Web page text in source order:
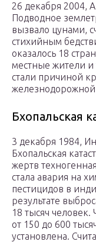
26 декабря 2004,
Подводное
вызвало цунами,
стихийным
оказалось 18
местные жители
стали причиной
Бхопальская
3 декабря 1984,
Бхопальская
жертв
стала авария на
пестицидов в
результате
18 тысяч человек.
от 150 до 600
установлена.